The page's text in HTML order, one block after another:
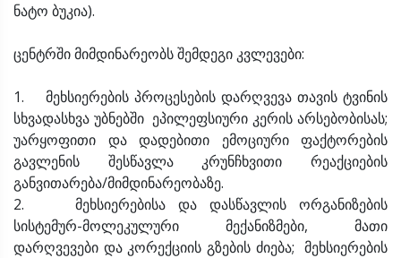
ნატო ბუკია).
ცენტრში მიმდინარეობს შემდეგი კვლევები:
1. მეხსიერების პროცესების დარღვევა თავის ტვინის
სხვადასხვა უბნებში ეპილეფსიური კერის არსებობისას;
უარყოფითი და დადებითი ემოციური ფაქტორების
გავლენის შესწავლა კრუნჩხვითი რეაქციების
განვითარება/მიმდინარეობაზე.
2. მეხსიერებისა და დასწავლის ორგანიზების
სისტემურ-მოლეკულური მექანიზმები, მათი
დარღვევები და კორექციის გზების ძიება; მეხსიერების